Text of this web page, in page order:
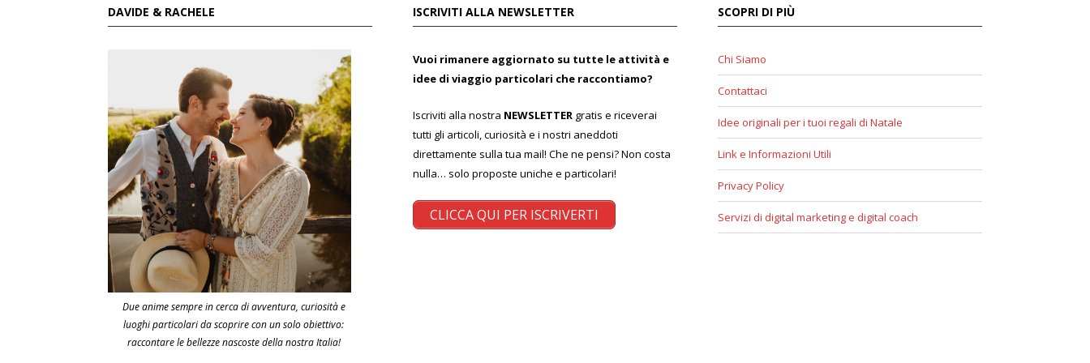
DAVIDE & RACHELE
Due anime sempre in cerca di avventura, curiosità e
luoghi particolari da scoprire con un solo obiettivo:
raccontare le bellezze nascoste della nostra Italia!
ISCRIVITI ALLA NEWSLETTER
Vuoi rimanere aggiornato su tutte le attività e
idee di viaggio particolari che raccontiamo?
Iscriviti alla nostra NEWSLETTER gratis e riceverai
tutti gli articoli, curiosità e i nostri aneddoti
direttamente sulla tua mail! Che ne pensi? Non costa
nulla… solo proposte uniche e particolari!
CLICCA QUI PER ISCRIVERTI
SCOPRI DI PIÙ
Chi Siamo
Contattaci
Idee originali per i tuoi regali di Natale
Link e Informazioni Utili
Privacy Policy
Servizi di digital marketing e digital coach